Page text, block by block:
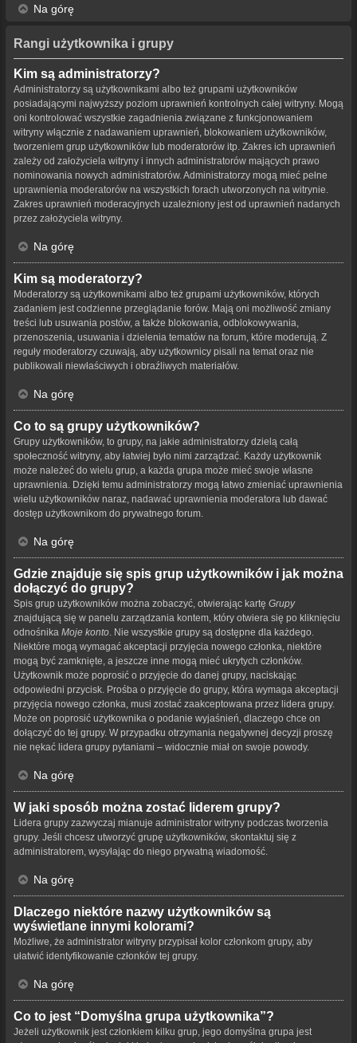
Na górę
Rangi użytkownika i grupy
Kim są administratorzy?
Administratorzy są użytkownikami albo też grupami użytkowników
posiadającymi najwyższy poziom uprawnień kontrolnych całej witryny. Mogą
oni kontrolować wszystkie zagadnienia związane z funkcjonowaniem
witryny włącznie z nadawaniem uprawnień, blokowaniem użytkowników,
tworzeniem grup użytkowników lub moderatorów itp. Zakres ich uprawnień
zależy od założyciela witryny i innych administratorów mających prawo
nominowania nowych administratorów. Administratorzy mogą mieć pełne
uprawnienia moderatorów na wszystkich forach utworzonych na witrynie.
Zakres uprawnień moderacyjnych uzależniony jest od uprawnień nadanych
przez założyciela witryny.
Na górę
Kim są moderatorzy?
Moderatorzy są użytkownikami albo też grupami użytkowników, których
zadaniem jest codzienne przeglądanie forów. Mają oni możliwość zmiany
treści lub usuwania postów, a także blokowania, odblokowywania,
przenoszenia, usuwania i dzielenia tematów na forum, które moderują. Z
reguły moderatorzy czuwają, aby użytkownicy pisali na temat oraz nie
publikowali niewłaściwych i obraźliwych materiałów.
Na górę
Co to są grupy użytkowników?
Grupy użytkowników, to grupy, na jakie administratorzy dzielą całą
społeczność witryny, aby łatwiej było nimi zarządzać. Każdy użytkownik
może należeć do wielu grup, a każda grupa może mieć swoje własne
uprawnienia. Dzięki temu administratorzy mogą łatwo zmieniać uprawnienia
wielu użytkowników naraz, nadawać uprawnienia moderatora lub dawać
dostęp użytkownikom do prywatnego forum.
Na górę
Gdzie znajduje się spis grup użytkowników i jak można
dołączyć do grupy?
Spis grup użytkowników można zobaczyć, otwierając kartę Grupy
znajdującą się w panelu zarządzania kontem, który otwiera się po kliknięciu
odnośnika Moje konto. Nie wszystkie grupy są dostępne dla każdego.
Niektóre mogą wymagać akceptacji przyjęcia nowego członka, niektóre
mogą być zamknięte, a jeszcze inne mogą mieć ukrytych członków.
Użytkownik może poprosić o przyjęcie do danej grupy, naciskając
odpowiedni przycisk. Prośba o przyjęcie do grupy, która wymaga akceptacji
przyjęcia nowego członka, musi zostać zaakceptowana przez lidera grupy.
Może on poprosić użytkownika o podanie wyjaśnień, dlaczego chce on
dołączyć do tej grupy. W przypadku otrzymania negatywnej decyzji proszę
nie nękać lidera grupy pytaniami – widocznie miał on swoje powody.
Na górę
W jaki sposób można zostać liderem grupy?
Lidera grupy zazwyczaj mianuje administrator witryny podczas tworzenia
grupy. Jeśli chcesz utworzyć grupę użytkowników, skontaktuj się z
administratorem, wysyłając do niego prywatną wiadomość.
Na górę
Dlaczego niektóre nazwy użytkowników są
wyświetlane innymi kolorami?
Możliwe, że administrator witryny przypisał kolor członkom grupy, aby
ułatwić identyfikowanie członków tej grupy.
Na górę
Co to jest “Domyślna grupa użytkownika”?
Jeżeli użytkownik jest członkiem kilku grup, jego domyślna grupa jest